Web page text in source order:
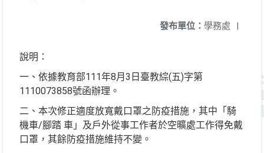
發布單位： 學務處 |
說明：
一、依據教育部111年8月3日臺教綜(五)字第
1110073858號函辦理。
二、本次修正適度放寬戴口罩之防疫措施，其中「騎
機車/腳踏 車」及戶外從事工作者於空曠處工作得免戴
口罩，其餘防疫措施維持不變。